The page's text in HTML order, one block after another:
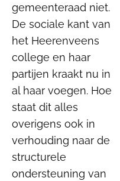
gemeenteraad niet.
De sociale kant van
het Heerenveens
college en haar
partijen kraakt nu in
al haar voegen. Hoe
staat dit alles
overigens ook in
verhouding naar de
structurele
ondersteuning van